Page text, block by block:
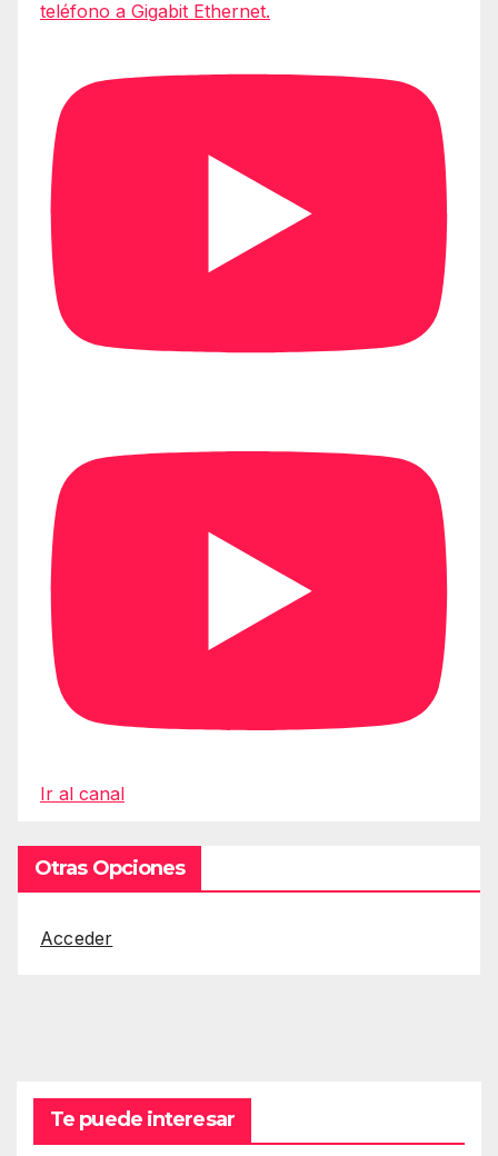
teléfono a Gigabit Ethernet.
Ir al canal
Otras Opciones
Acceder
Te puede interesar